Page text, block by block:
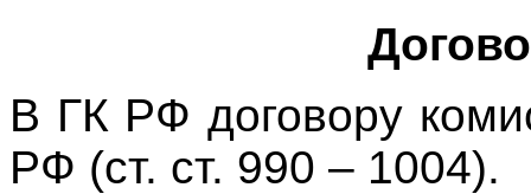
В ГК РФ договору
РФ (ст. ст. 990 – 1004).